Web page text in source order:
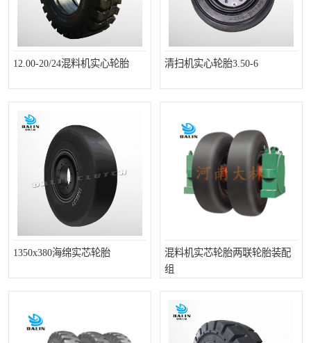
12.00-20/24混料机实心轮胎 清扫机实心轮胎3.50-6
1350x380海绵实芯轮胎
混料机实芯轮胎两联轮胎装配
组